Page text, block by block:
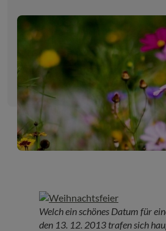
Welch ein schönes Datum für
den 13. 12. 2013 trafen sich